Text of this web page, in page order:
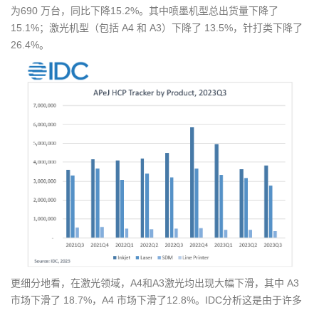
n
为690 万台，同比下降15.2%。其中喷墨机型总出货量下降了
15.1%；激光机型（包括 A4 和 A3）下降了 13.5%，针打类下降了
26.4%。
更细分地看，在激光领域，A4和A3激光均出现大幅下滑，其中 A3
市场下滑了 18.7%，A4 市场下滑了12.8%。IDC分析这是由于许多